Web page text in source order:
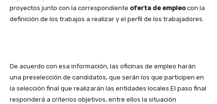
proyectos junto con la correspondiente oferta de empleocon la
definición de los trabajos a realizar y el perfil de los trabajadores.
De acuerdo con esa información, las oficinas de empleo harán
una preselección de candidatos, que serán los que participen en
la selección final que realizarán las entidades locales.El paso final
responderá a criterios objetivos, entre ellos la situación